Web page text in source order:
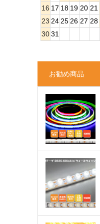
16 17 18 19 20 21
23 24 25 26 27 28
30 31
お勧め商品